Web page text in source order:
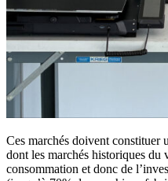
Ces marchés doivent constituer
dont les marchés historiques du
consommation et donc de